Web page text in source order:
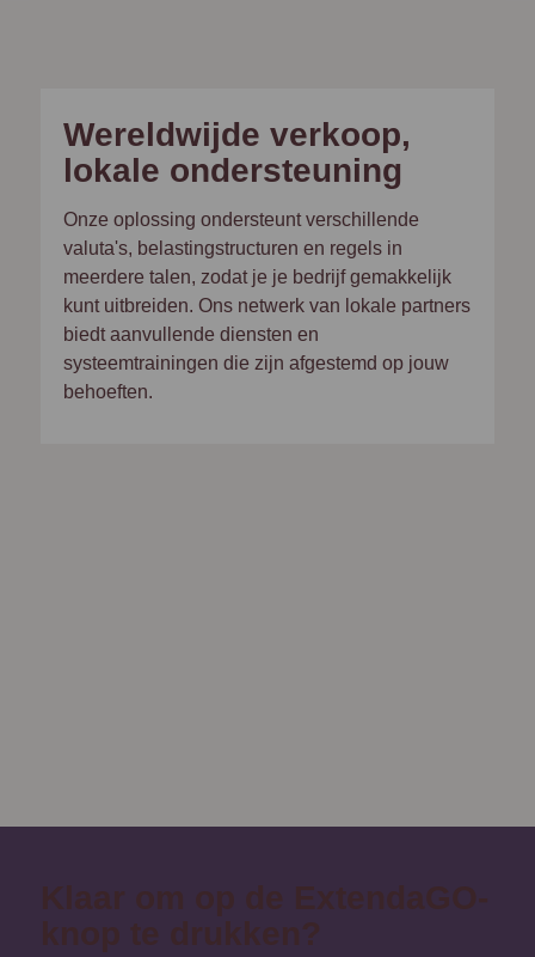
Wereldwijde verkoop,
lokale ondersteuning
Onze oplossing ondersteunt verschillende
valuta's, belastingstructuren en regels in
meerdere talen, zodat je je bedrijf gemakkelijk
kunt uitbreiden. Ons netwerk van lokale partners
biedt aanvullende diensten en
systeemtrainingen die zijn afgestemd op jouw
behoeften.
Klaar om op de ExtendaGO-
knop te drukken?